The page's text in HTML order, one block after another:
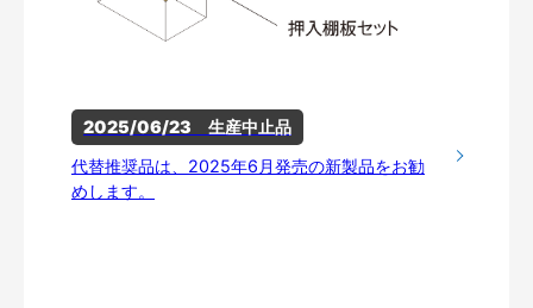
2025/06/23　生産中止品
代替推奨品は、2025年6月発売の新製品をお勧
めします。